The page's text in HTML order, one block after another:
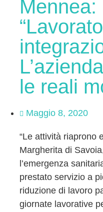
Mennea:
le reali
Maggio 8, 2020
“Le attività riaprono
Margherita di
l’emergenza
prestato servizio a
riduzione di lavoro
giornate lavorative